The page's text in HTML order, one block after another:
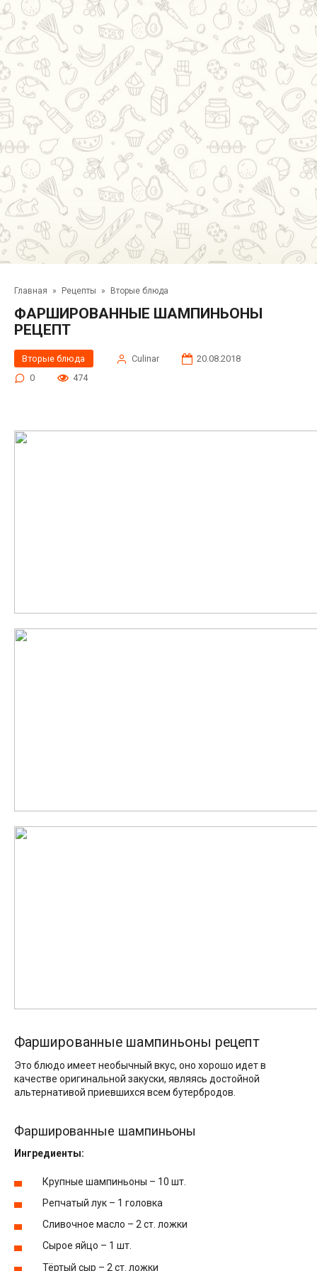
Главная » Рецепты » Вторые блюда
ФАРШИРОВАННЫЕ ШАМПИНЬОНЫ
РЕЦЕПТ
Вторые блюда Сulinar
20.08.2018
0
474
Фаршированные шампиньоны рецепт
Это блюдо имеет необычный вкус, оно хорошо идет в
качестве оригинальной закуски, являясь достойной
альтернативой приевшихся всем бутербродов.
Фаршированные шампиньоны
Ингредиенты:
Крупные шампиньоны – 10 шт.
Репчатый лук – 1 головка
Сливочное масло – 2 ст. ложки
Сырое яйцо – 1 шт.
Тёртый сыр – 2 ст. ложки